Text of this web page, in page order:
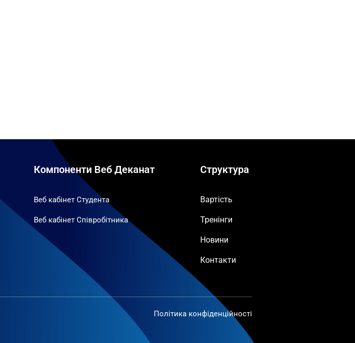
Компоненти Веб Деканат
Веб кабінет Студента
Веб кабінет Співробітника
Структура
Вартість
Тренінги
Новини
Контакти
Політика конфіденційності